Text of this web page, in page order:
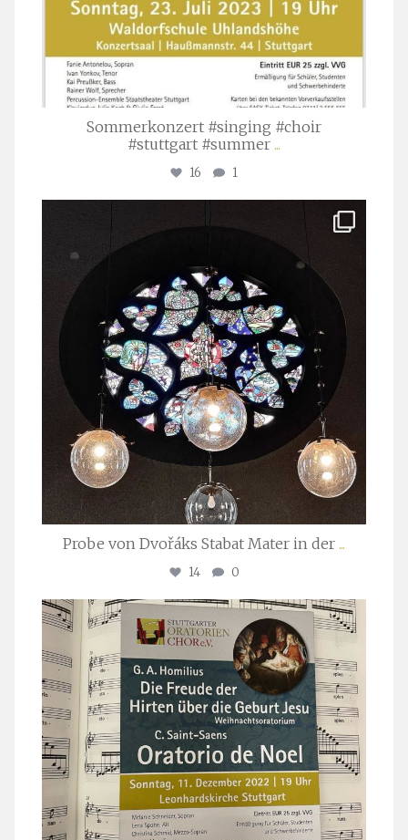
Sommerkonzert #singing #choir
#stuttgart #summer ...
16 1
Apr. 1
Probe von Dvořáks Stabat Mater in der ...
14 0
stuttgarter_oratorienchor
Nov. 29